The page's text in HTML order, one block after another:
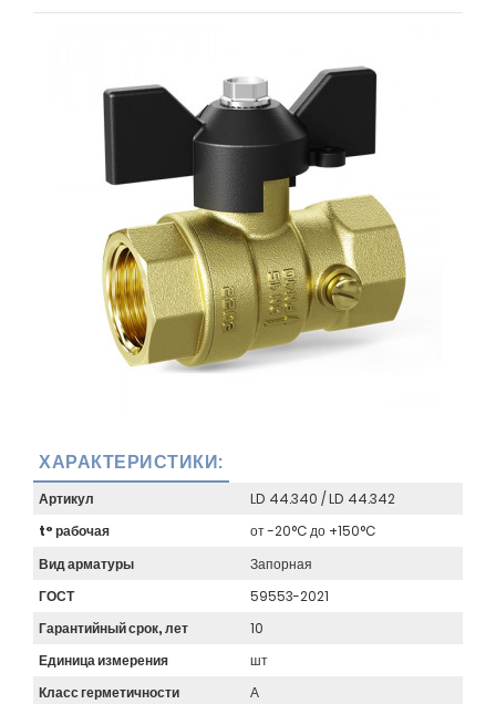
ХАРАКТЕРИСТИКИ:
Артикул
LD 44.340 / LD 44.342
t° рабочая
от -20°C до +150°C
Вид арматуры
Запорная
ГОСТ
59553-2021
Гарантийный срок, лет
10
Единица измерения
шт
Класс герметичности
А